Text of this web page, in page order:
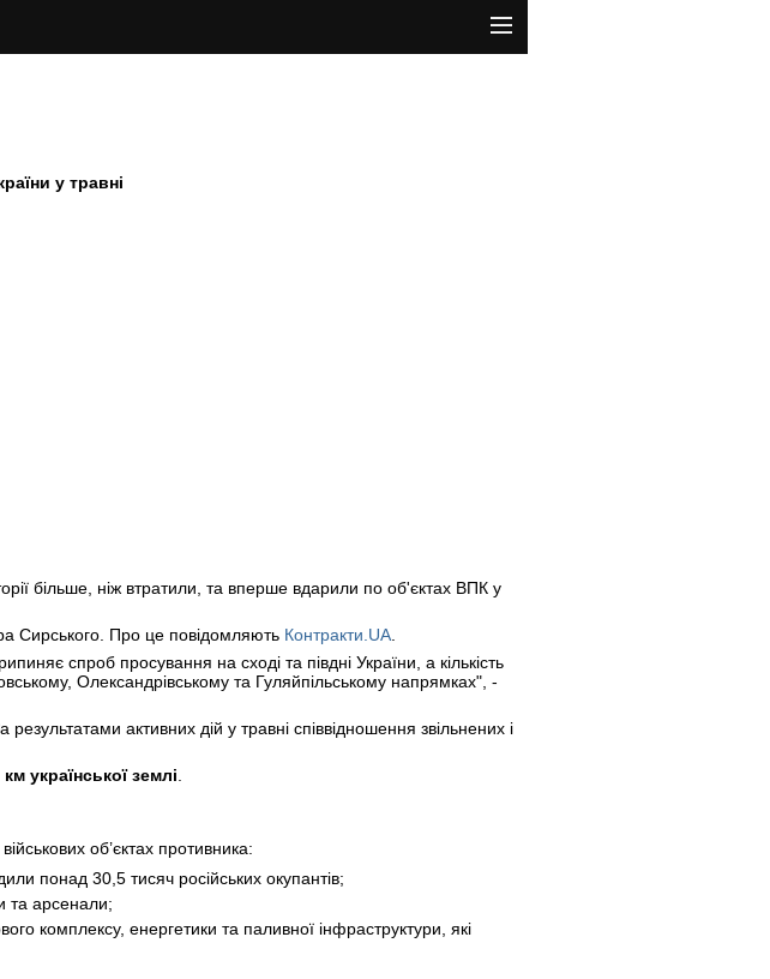
у травні
більше, ніж втратили, та вперше вдарили по об'єктах ВПК у
Сирського. Про це повідомляють Контракти.UA
спроб просування на сході та півдні України, а кількість
Олександрівському та Гуляйпільському напрямках", -
результатами активних дій у травні співвідношення звільнених і
української землі
об’єктах противника:
понад 30,5 тисяч російських окупантів;
та арсенали;
комплексу, енергетики та паливної інфраструктури, які